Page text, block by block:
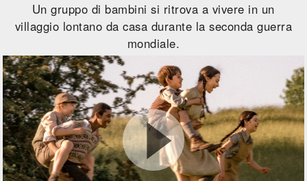
Un gruppo di bambini si ritrova a vivere in un
villaggio lontano da casa durante la seconda guerra
mondiale.